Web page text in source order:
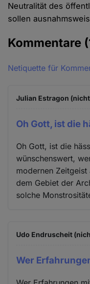
Neutralität des
sollen
Kommentare
Netiquette für
Julian Estragon
Oh Gott, ist die
Oh Gott, ist die
wünschenswert,
modernen
dem Gebiet der
solche
Udo Endruscheit
Wer